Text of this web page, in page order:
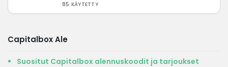
85 KÄYTETTY
Capitalbox Ale
Suositut Capitalbox alennuskoodit ja tarjoukset